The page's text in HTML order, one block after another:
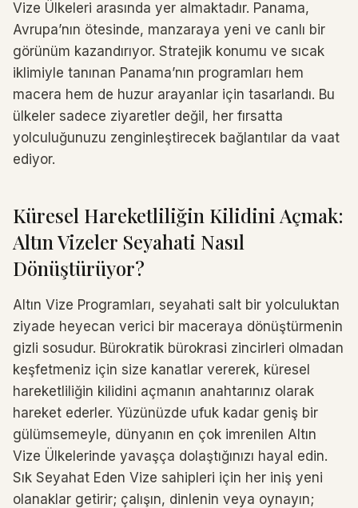
Vize Ülkeleri arasında yer almaktadır. Panama,
Avrupa’nın ötesinde, manzaraya yeni ve canlı bir
görünüm kazandırıyor. Stratejik konumu ve sıcak
iklimiyle tanınan Panama’nın programları hem
macera hem de huzur arayanlar için tasarlandı. Bu
ülkeler sadece ziyaretler değil, her fırsatta
yolculuğunuzu zenginleştirecek bağlantılar da vaat
ediyor.
Küresel Hareketliliğin Kilidini Açmak:
Altın Vizeler Seyahati Nasıl
Dönüştürüyor?
Altın Vize Programları, seyahati salt bir yolculuktan
ziyade heyecan verici bir maceraya dönüştürmenin
gizli sosudur. Bürokratik bürokrasi zincirleri olmadan
keşfetmeniz için size kanatlar vererek, küresel
hareketliliğin kilidini açmanın anahtarınız olarak
hareket ederler. Yüzünüzde ufuk kadar geniş bir
gülümsemeyle, dünyanın en çok imrenilen Altın
Vize Ülkelerinde yavaşça dolaştığınızı hayal edin.
Sık Seyahat Eden Vize sahipleri için her iniş yeni
olanaklar getirir; çalışın, dinlenin veya oynayın;